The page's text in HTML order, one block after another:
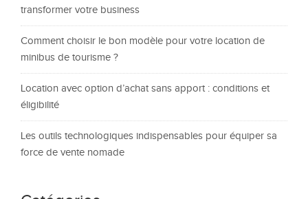
transformer votre business
Comment choisir le bon modèle pour votre location de
minibus de tourisme ?
Location avec option d’achat sans apport : conditions et
éligibilité
Les outils technologiques indispensables pour équiper sa
force de vente nomade